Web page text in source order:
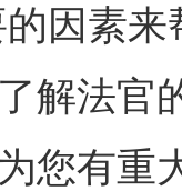
因素来
解法官
您有重